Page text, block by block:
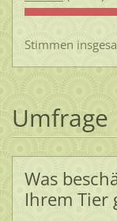
Stimmen
Umfrage
Was
Ihrem Tier